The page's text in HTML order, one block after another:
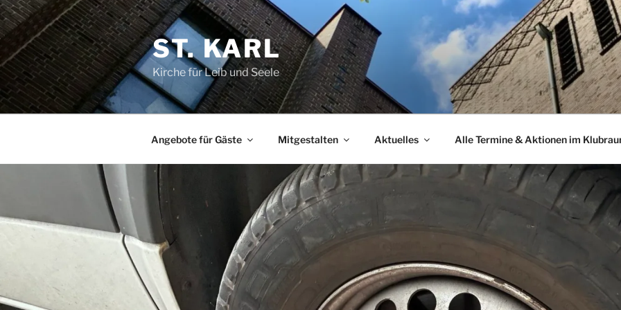
Zum
Inhalt
springen
ST. KARL
Kirche für Leib und Seele
Angebote für Gäste Mitgestalten Aktuelles Alle Termine & Aktionen im